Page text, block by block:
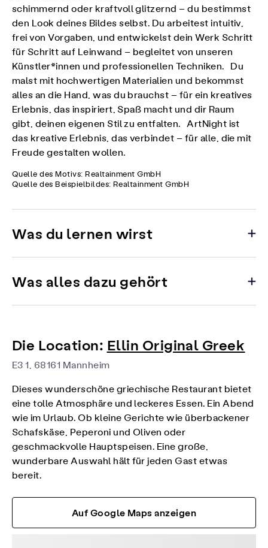
schimmernd oder kraftvoll glitzernd – du bestimmst
den Look deines Bildes selbst. Du arbeitest intuitiv,
frei von Vorgaben, und entwickelst dein Werk Schritt
für Schritt auf Leinwand – begleitet von unseren
Künstler*innen und professionellen Techniken. Du
malst mit hochwertigen Materialien und bekommst
alles an die Hand, was du brauchst – für ein kreatives
Erlebnis, das inspiriert, Spaß macht und dir Raum
gibt, deinen eigenen Stil zu entfalten. ArtNight ist
das kreative Erlebnis, das verbindet – für alle, die mit
Freude gestalten wollen.
Quelle des Motivs: Realtainment GmbH
Quelle des Beispielbildes: Realtainment GmbH
Was du lernen wirst
Was alles dazu gehört
Die Location: Ellin Original Greek
E3 1, 68161 Mannheim
Dieses wunderschöne griechische Restaurant bietet
eine tolle Atmosphäre und leckeres Essen. Ein Abend
wie im Urlaub. Ob kleine Gerichte wie überbackener
Schafskäse, Peperoni und Oliven oder
geschmackvolle Hauptspeisen. Eine große,
wunderbare Auswahl hält für jeden Gast etwas
bereit.
Auf Google Maps anzeigen